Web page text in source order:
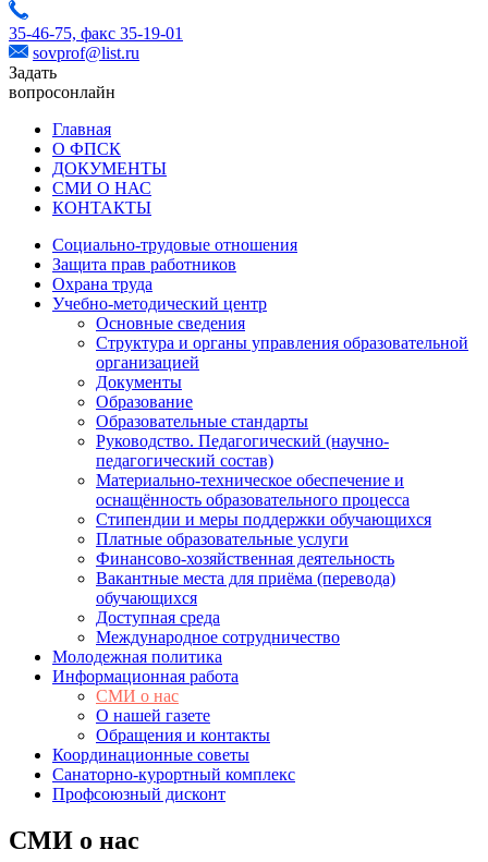
35-46-75, факс 35-19-01
sovprof@list.ru
Задать
вопросонлайн
Главная
О ФПСК
ДОКУМЕНТЫ
СМИ О НАС
КОНТАКТЫ
Социально-трудовые отношения
Защита прав работников
Охрана труда
Учебно-методический центр
Основные сведения
Структура и органы управления образовательной
организацией
Документы
Образование
Образовательные стандарты
Руководство. Педагогический (научно-
педагогический состав)
Материально-техническое обеспечение и
оснащённость образовательного процесса
Стипендии и меры поддержки обучающихся
Платные образовательные услуги
Финансово-хозяйственная деятельность
Вакантные места для приёма (перевода)
обучающихся
Доступная среда
Международное сотрудничество
Молодежная политика
Информационная работа
СМИ о нас
О нашей газете
Обращения и контакты
Координационные советы
Санаторно-курортный комплекс
Профсоюзный дисконт
СМИ о нас